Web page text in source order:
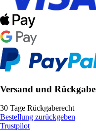
Versand und Rückgabe
30 Tage Rückgaberecht
Bestellung zurückgeben
Trustpilot